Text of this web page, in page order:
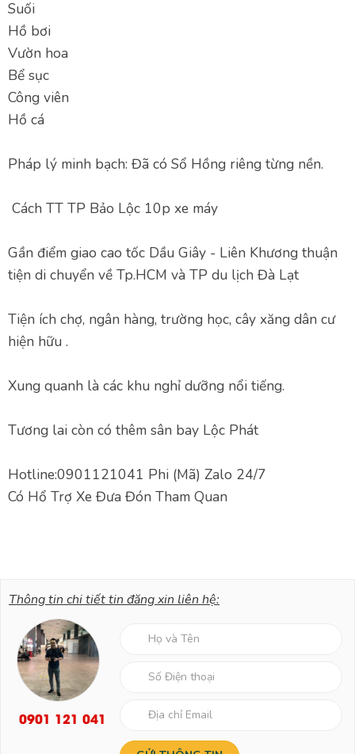
Suối
Hồ bơi
Vườn hoa
Bể sục
Công viên
Hồ cá
Pháp lý minh bạch: Đã có Sổ Hồng riêng từng nền.
Cách TT TP Bảo Lộc 10p xe máy
Gần điểm giao cao tốc Dầu Giây - Liên Khương thuận
tiện di chuyển về Tp.HCM và TP du lịch Đà Lạt
Tiện ích chợ, ngân hàng, trường học, cây xăng dân cư
hiện hữu .
Xung quanh là các khu nghỉ dưỡng nổi tiếng.
Tương lai còn có thêm sân bay Lộc Phát
Hotline:0901121041 Phi (Mã) Zalo 24/7
Có Hổ Trợ Xe Đưa Đón Tham Quan
Thông tin chi tiết tin đăng xin liên hệ:
0901 121 041